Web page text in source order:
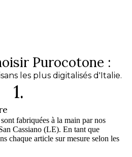
Purocotone :
les plus digitalisés d'Italie.
1.
fabriquées à la main par nos
Cassiano (LE). En tant que
chaque article sur mesure selon les